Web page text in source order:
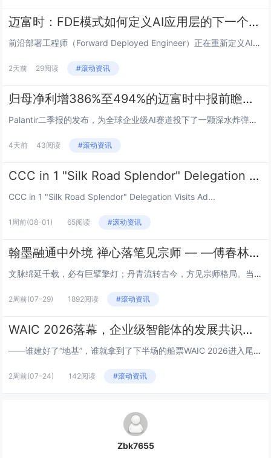
迈富时：FDE模式如何定义AI应用层的下一个价值锚点
前沿部署工程师（Forward Deployed Engineer）正在重新定义AI时代的价值分配规则。从Palanti...
2天前 29阅读 #滚动资讯
归母净利增386%至494%的迈富时中报前瞻：Palantir的FDE叙事能否在不同场景复刻？
Palantir二季报的发布，为全球企业级AI赛道投下了一颗深水炸弹。收入增长93%、美国商业业务增速149%、股价单日...
4天前 43阅读 #滚动资讯
CCC in 1 "Silk Road Splendor" Delegation Visits Addis Ababa University
CCC in 1 "Silk Road Splendor" Delegation Visits Ad...
1周前(08-01) 65阅读 #滚动资讯
翰墨融通中外境 禅心落笔见宗师 — —傅春林书画艺术品鉴
文脉绵延千载，必有巨擘擎灯；丹青流转古今，方见宗师格局。当代书画领军人物傅春林先生，正是承接中华文脉、贯通东西艺境的时代...
2周前(07-29) 1892阅读 #滚动资讯
WAIC 2026落幕，企业级智能体的发展共识，藏在迈富时的展台里
——谁建好了“地基”，谁就拿到了下半场的船票WAIC 2026进入尾声，展馆里的机器人不再翻跟头了，大模型厂商也不再拿参...
2周前(07-24) 142阅读 #滚动资讯
Zbk7655